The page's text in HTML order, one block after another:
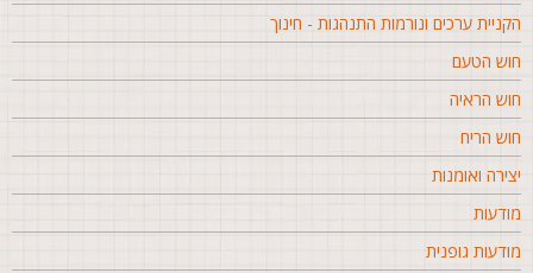
ערכים ונורמות התנהגות - חינוך
הטעם
הראיה
הריח
ואומנות
גופנית